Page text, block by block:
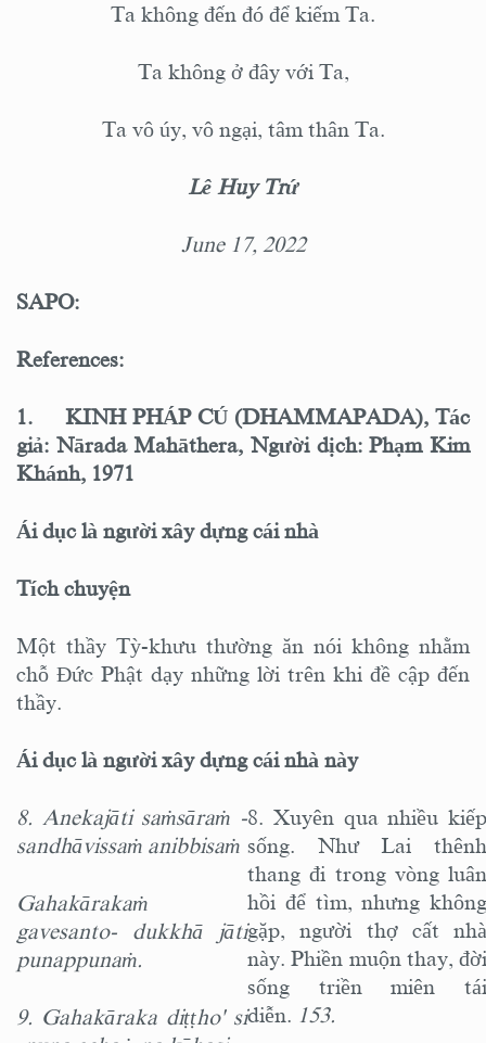
Ta không đến đó để kiếm Ta.
Ta không ở đây với Ta,
Ta vô úy, vô ngại, tâm thân Ta.
Lê Huy Trứ
June 17, 2022
SAPO:
References:
1.
KINH PHÁP CÚ (DHAMMAPADA), Tác
giả: Nārada Mahāthera, Người dịch: Phạm Kim
Khánh, 1971
Ái dục là người xây dựng cái nhà
Tích chuyện
Một thầy Tỳ-khưu thường ăn nói không nhằm
chỗ Ðức Phật dạy những lời trên khi đề cập đến
thầy.
Ái dục là người xây dựng cái nhà này
8. Anekajāti saṁsāraṁ -
sandhāvissaṁ anibbisaṁ
Gahakārakaṁ
gavesanto- dukkhā jāti
punappunaṁ.
9. Gahakāraka diṭṭho' si
8. Xuyên qua nhiều kiếp
sống. Như Lai thênh
thang đi trong vòng luân
hồi để tìm, nhưng không
gặp, người thợ cất nhà
này. Phiền muộn thay, đời
sống triền miên tái
diễn. 153.